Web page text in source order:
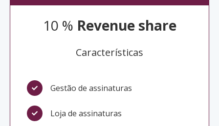
10 % Revenue share
Características
Gestão de assinaturas
Loja de assinaturas